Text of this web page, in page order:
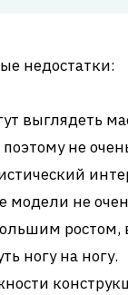
недостатки:
выглядеть
не
модели не
ростом,
ногу на ногу.